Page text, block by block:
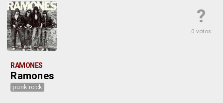
?
0 votos
RAMONES
Ramones
punk rock